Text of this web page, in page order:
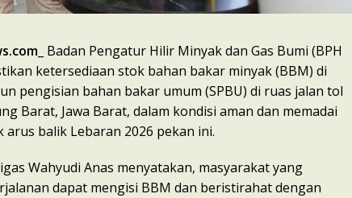
_ Badan Pengatur Hilir Minyak dan Gas Bumi (BPH
ketersediaan stok bahan bakar minyak (BBM) di
pengisian bahan bakar umum (SPBU) di ruas jalan tol
Barat, Jawa Barat, dalam kondisi aman dan memadai
arus balik Lebaran 2026 pekan ini.
Wahyudi Anas menyatakan, masyarakat yang
dapat mengisi BBM dan beristirahat dengan